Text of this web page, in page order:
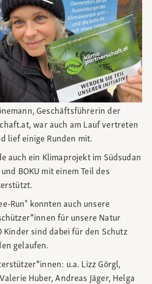
Geschäftsführerin der
war auch am Lauf vertreten
lief einige Runden mit.
auch ein Klimaprojekt im Südsudan
BOKU mit einem Teil des
Run" konnten auch unsere
für unsere Natur
Kinder sind dabei für den Schutz
gelaufen.
u.a. Lizz Görgl,
Huber, Andreas Jäger, Helga